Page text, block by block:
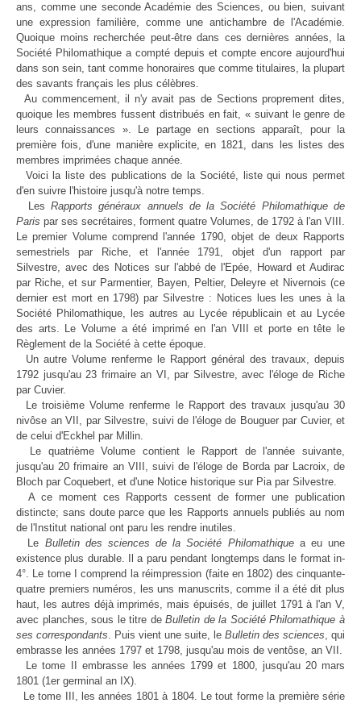
ans, comme une seconde Académie des Sciences, ou bien, suivant
une expression familière, comme une antichambre de l'Académie.
Quoique moins recherchée peut-être dans ces dernières années, la
Société Philomathique a compté depuis et compte encore aujourd'hui
dans son sein, tant comme honoraires que comme titulaires, la plupart
des savants français les plus célèbres.
Au commencement, il n'y avait pas de Sections proprement dites,
quoique les membres fussent distribués en fait, « suivant le genre de
leurs connaissances ». Le partage en sections apparaît, pour la
première fois, d'une manière explicite, en 1821, dans les listes des
membres imprimées chaque année.
Voici la liste des publications de la Société, liste qui nous permet
d'en suivre l'histoire jusqu'à notre temps.
Les Rapports généraux annuels de la Société Philomathique de
Paris par ses secrétaires, forment quatre Volumes, de 1792 à l'an VIII.
Le premier Volume comprend l'année 1790, objet de deux Rapports
semestriels par Riche, et l'année 1791, objet d'un rapport par
Silvestre, avec des Notices sur l'abbé de l'Epée, Howard et Audirac
par Riche, et sur Parmentier, Bayen, Peltier, Deleyre et Nivernois (ce
dernier est mort en 1798) par Silvestre : Notices lues les unes à la
Société Philomathique, les autres au Lycée républicain et au Lycée
des arts. Le Volume a été imprimé en l'an VIII et porte en tête le
Règlement de la Société à cette époque.
Un autre Volume renferme le Rapport général des travaux, depuis
1792 jusqu'au 23 frimaire an VI, par Silvestre, avec l'éloge de Riche
par Cuvier.
Le troisième Volume renferme le Rapport des travaux jusqu'au 30
nivôse an VII, par Silvestre, suivi de l'éloge de Bouguer par Cuvier, et
de celui d'Eckhel par Millin.
Le quatrième Volume contient le Rapport de l'année suivante,
jusqu'au 20 frimaire an VIII, suivi de l'éloge de Borda par Lacroix, de
Bloch par Coquebert, et d'une Notice historique sur Pia par Silvestre.
A ce moment ces Rapports cessent de former une publication
distincte; sans doute parce que les Rapports annuels publiés au nom
de l'Institut national ont paru les rendre inutiles.
Le Bulletin des sciences de la Société Philomathiquea eu une
existence plus durable. Il a paru pendant longtemps dans le format in-
4°. Le tome I comprend la réimpression (faite en 1802) des cinquante-
quatre premiers numéros, les uns manuscrits, comme il a été dit plus
haut, les autres déjà imprimés, mais épuisés, de juillet 1791 à l'an V,
avec planches, sous le titre deBulletin de la Société Philomathique à
ses correspondants. Puis vient une suite, le Bulletin des sciences, qui
embrasse les années 1797 et 1798, jusqu'au mois de ventôse, an VII.
Le tome II embrasse les années 1799 et 1800, jusqu'au 20 mars
1801 (1er germinal an IX).
Le tome III, les années 1801 à 1804. Le tout forme la première série